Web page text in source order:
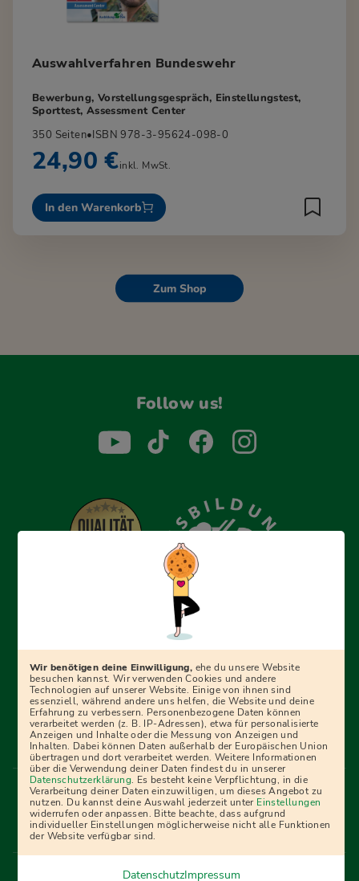
Auswahlverfahren Bundeswehr
Bewerbung, Vorstellungsgespräch, Einstellungstest,
Sporttest, Assessment Center
350 Seiten•ISBN 978-3-95624-098-0
24,90 €inkl. MwSt.
In den Warenkorb
Zum Shop
Follow us!
Erfolgreich bewerben mit Ausbildungspark: Wir
begleiten dich Schritt für Schritt bei deinem Start in den
Ratgebern und Prüfungspaketen, interaktiven
Videokursen und vielem mehr. Für alle, die was werden
wollen!
Menü Fußleiste
Impressum Bildquellen Presse
Mediadaten
Partner
AGB Datenschutz
Widerrufsbelehrung
Bestellung
Affiliate Partner Cookies
Wir benötigen deine Einwilligung, ehe du unsere Website
besuchen kannst. Wir verwenden Cookies und andere
Technologien auf unserer Website. Einige von ihnen sind
essenziell, während andere uns helfen, die Website und deine
Erfahrung zu verbessern. Personenbezogene Daten können
verarbeitet werden (z. B. IP-Adressen), etwa für personalisierte
Anzeigen und Inhalte oder die Messung von Anzeigen und
Inhalten. Dabei können Daten außerhalb der Europäischen Union
übertragen und dort verarbeitet werden. Weitere Informationen
über die Verwendung deiner Daten findest du in unserer
Datenschutzerklärung. Es besteht keine Verpflichtung, in die
Verarbeitung deiner Daten einzuwilligen, um dieses Angebot zu
nutzen. Du kannst deine Auswahl jederzeit unter Einstellungen
widerrufen oder anpassen. Bitte beachte, dass aufgrund
individueller Einstellungen möglicherweise nicht alle Funktionen
der Website verfügbar sind.
DatenschutzImpressum